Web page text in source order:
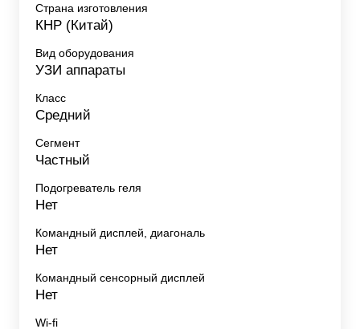
Страна изготовления
КНР (Китай)
Вид оборудования
УЗИ аппараты
Класс
Средний
Сегмент
Частный
Подогреватель геля
Нет
Командный дисплей, диагональ
Нет
Командный сенсорный дисплей
Нет
Wi-fi